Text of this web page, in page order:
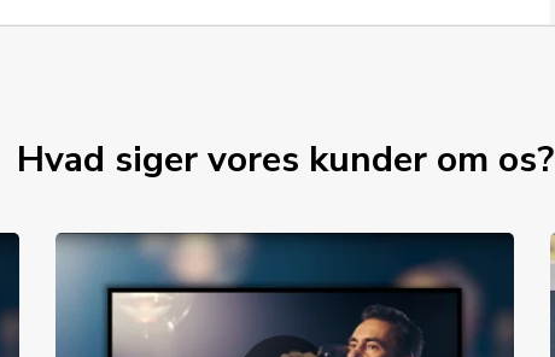
Hvad siger vores kunder om os?